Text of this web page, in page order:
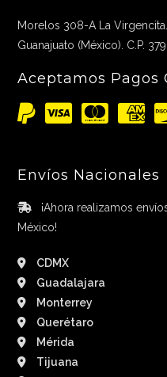
Morelos 308-A La
Guanajuato (México). C.P.
Aceptamos Pagos
Envíos Nacionales
¡Ahora realizamos
México!
CDMX
Guadalajara
Monterrey
Querétaro
Mérida
Tijuana